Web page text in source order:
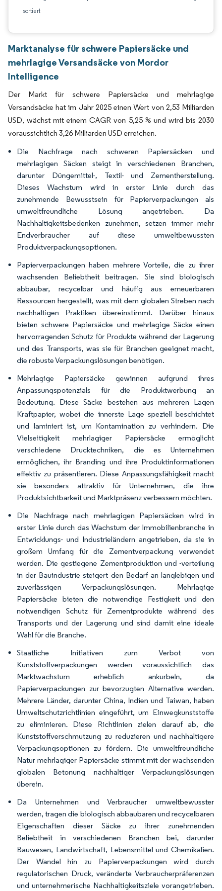
sortiert
Marktanalyse für schwere Papiersäcke und
mehrlagige Versandsäcke von Mordor
Intelligence
Der Markt für schwere Papiersäcke und mehrlagige
Versandsäcke hat im Jahr 2025 einen Wert von 2,53 Milliarden
USD, wächst mit einem CAGR von 5,25 % und wird bis 2030
voraussichtlich 3,26 Milliarden USD erreichen.
Die Nachfrage nach schweren Papiersäcken und
mehrlagigen Säcken steigt in verschiedenen Branchen,
darunter Düngemittel-, Textil- und Zementherstellung.
Dieses Wachstum wird in erster Linie durch das
zunehmende Bewusstsein für Papierverpackungen als
umweltfreundliche Lösung angetrieben. Da
Nachhaltigkeitsbedenken zunehmen, setzen immer mehr
Endverbraucher auf diese umweltbewussten
Produktverpackungsoptionen.
Papierverpackungen haben mehrere Vorteile, die zu ihrer
wachsenden Beliebtheit beitragen. Sie sind biologisch
abbaubar, recycelbar und häufig aus erneuerbaren
Ressourcen hergestellt, was mit dem globalen Streben nach
nachhaltigen Praktiken übereinstimmt. Darüber hinaus
bieten schwere Papiersäcke und mehrlagige Säcke einen
hervorragenden Schutz für Produkte während der Lagerung
und des Transports, was sie für Branchen geeignet macht,
die robuste Verpackungslösungen benötigen.
Mehrlagige Papiersäcke gewinnen aufgrund ihres
Anpassungspotenzials für die Produktwerbung an
Bedeutung. Diese Säcke bestehen aus mehreren Lagen
Kraftpapier, wobei die innerste Lage speziell beschichtet
und laminiert ist, um Kontamination zu verhindern. Die
Vielseitigkeit mehrlagiger Papiersäcke ermöglicht
verschiedene Drucktechniken, die es Unternehmen
ermöglichen, ihr Branding und ihre Produktinformationen
effektiv zu präsentieren. Diese Anpassungsfähigkeit macht
sie besonders attraktiv für Unternehmen, die ihre
Produktsichtbarkeit und Marktpräsenz verbessern möchten.
Die Nachfrage nach mehrlagigen Papiersäcken wird in
erster Linie durch das Wachstum der Immobilienbranche in
Entwicklungs- und Industrieländern angetrieben, da sie in
großem Umfang für die Zementverpackung verwendet
werden. Die gestiegene Zementproduktion und -verteilung
in der Bauindustrie steigert den Bedarf an langlebigen und
zuverlässigen Verpackungslösungen. Mehrlagige
Papiersäcke bieten die notwendige Festigkeit und den
notwendigen Schutz für Zementprodukte während des
Transports und der Lagerung und sind damit eine ideale
Wahl für die Branche.
Staatliche Initiativen zum Verbot von
Kunststoffverpackungen werden voraussichtlich das
Marktwachstum erheblich ankurbeln, da
Papierverpackungen zur bevorzugten Alternative werden.
Mehrere Länder, darunter China, Indien und Taiwan, haben
Umweltschutzrichtlinien eingeführt, um Einwegkunststoffe
zu eliminieren. Diese Richtlinien zielen darauf ab, die
Kunststoffverschmutzung zu reduzieren und nachhaltigere
Verpackungsoptionen zu fördern. Die umweltfreundliche
Natur mehrlagiger Papiersäcke stimmt mit der wachsenden
globalen Betonung nachhaltiger Verpackungslösungen
überein.
Da Unternehmen und Verbraucher umweltbewusster
werden, tragen die biologisch abbaubaren und recycelbaren
Eigenschaften dieser Säcke zu ihrer zunehmenden
Beliebtheit in verschiedenen Branchen bei, darunter
Bauwesen, Landwirtschaft, Lebensmittel und Chemikalien.
Der Wandel hin zu Papierverpackungen wird durch
regulatorischen Druck, veränderte Verbraucherpräferenzen
und unternehmerische Nachhaltigkeitsziele vorangetrieben.